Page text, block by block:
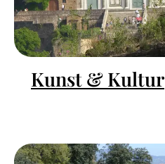
Kunst & Kultur